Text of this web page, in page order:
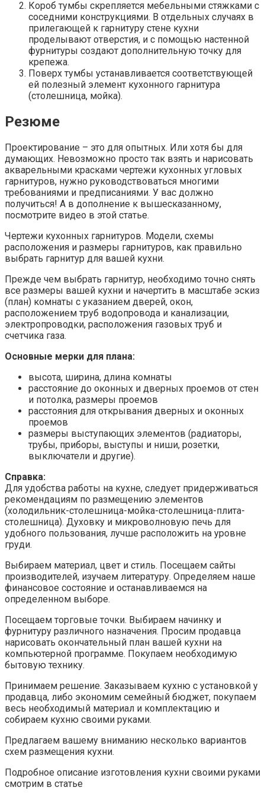
Короб тумбы скрепляется мебельными стяжками с
соседними конструкциями. В отдельных случаях в
прилегающей к гарнитуру стене кухни
проделывают отверстия, и с помощью настенной
фурнитуры создают дополнительную точку для
крепежа.
Поверх тумбы устанавливается соответствующей
ей полезный элемент кухонного гарнитура
(столешница, мойка).
Резюме
Проектирование – это для опытных. Или хотя бы для
думающих. Невозможно просто так взять и нарисовать
акварельными красками чертежи кухонных угловых
гарнитуров, нужно руководствоваться многими
требованиями и предписаниями. У вас должно
получиться! А в дополнение к вышесказанному,
посмотрите видео в этой статье.
Чертежи кухонных гарнитуров. Модели, схемы
расположения и размеры гарнитуров, как правильно
выбрать гарнитур для вашей кухни.
Прежде чем выбрать гарнитур, необходимо точно снять
все размеры вашей кухни и начертить в масштабе эскиз
(план) комнаты с указанием дверей, окон,
расположением труб водопровода и канализации,
электропроводки, расположения газовых труб и
счетчика газа.
Основные мерки для плана:
высота, ширина, длина комнаты
расстояние до оконных и дверных проемов от стен
и потолка, размеры проемов
расстояния для открывания дверных и оконных
проемов
размеры выступающих элементов (радиаторы,
трубы, приборы, выступы и ниши, розетки,
выключатели и другие).
Справка:
Для удобства работы на кухне, следует придерживаться
рекомендациям по размещению элементов
(холодильник-столешница-мойка-столешница-плита-
столешница). Духовку и микроволновую печь для
удобного пользования, лучше расположить на уровне
груди.
Выбираем материал, цвет и стиль. Посещаем сайты
производителей, изучаем литературу. Определяем наше
финансовое состояние и останавливаемся на
определенном выборе.
Посещаем торговые точки. Выбираем начинку и
фурнитуру различного назначения. Просим продавца
нарисовать окончательный план вашей кухни на
компьютерной программе. Покупаем необходимую
бытовую технику.
Принимаем решение. Заказываем кухню с установкой у
продавца, либо экономим семейный бюджет, покупаем
весь необходимый материал и комплектацию и
собираем кухню своими руками.
Предлагаем вашему вниманию несколько вариантов
схем размещения кухни.
Подробное описание изготовления кухни своими руками
смотрим в статье